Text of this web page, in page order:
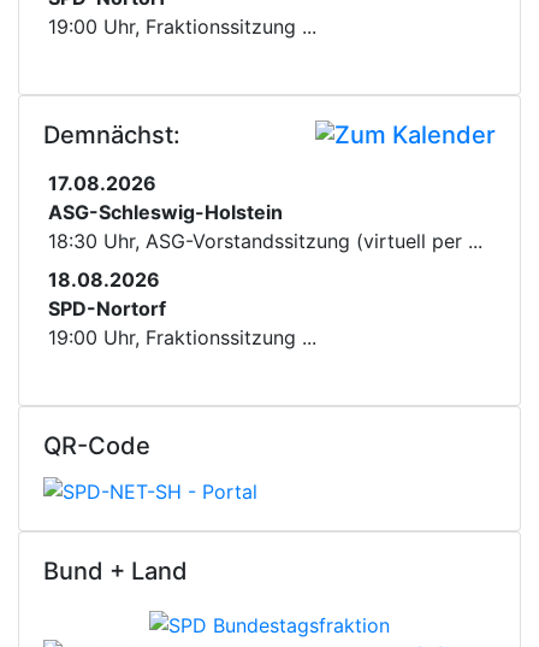
19:00 Uhr, Fraktionssitzung ...
Demnächst:
17.08.2026
ASG-Schleswig-Holstein
18:30 Uhr, ASG-Vorstandssitzung (virtuell per ...
18.08.2026
SPD-Nortorf
19:00 Uhr, Fraktionssitzung ...
QR-Code
Bund + Land